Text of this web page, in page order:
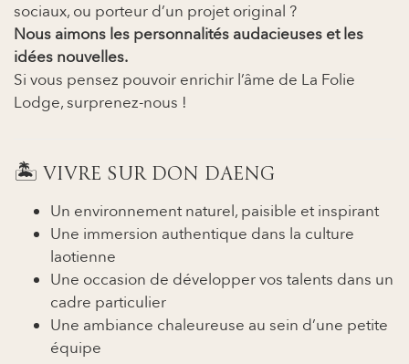
sociaux, ou porteur d’un projet original ?
Nous aimons les personnalités audacieuses et les
idées nouvelles.
Si vous pensez pouvoir enrichir l’âme de La Folie
Lodge, surprenez-nous !
🏝 VIVRE SUR DON DAENG
Un environnement naturel, paisible et inspirant
Une immersion authentique dans la culture
laotienne
Une occasion de développer vos talents dans un
cadre particulier
Une ambiance chaleureuse au sein d’une petite
équipe